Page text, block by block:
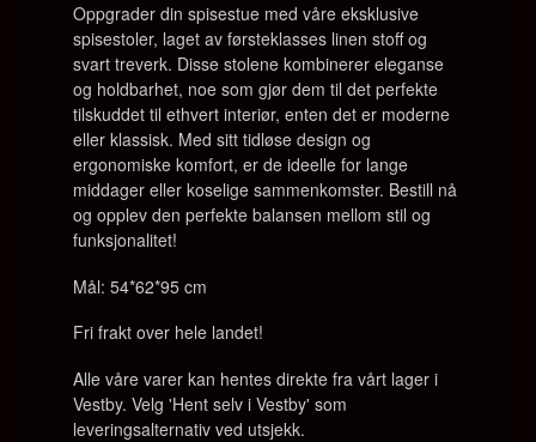
Oppgrader din spisestue med våre eksklusive
spisestoler, laget av førsteklasses linen stoff og
svart treverk. Disse stolene kombinerer eleganse
og holdbarhet, noe som gjør dem til det perfekte
tilskuddet til ethvert interiør, enten det er moderne
eller klassisk. Med sitt tidløse design og
ergonomiske komfort, er de ideelle for lange
middager eller koselige sammenkomster. Bestill nå
og opplev den perfekte balansen mellom stil og
funksjonalitet!
Mål: 54*62*95 cm
Fri frakt over hele landet!
Alle våre varer kan hentes direkte fra vårt lager i
Vestby. Velg 'Hent selv i Vestby' som
leveringsalternativ ved utsjekk.